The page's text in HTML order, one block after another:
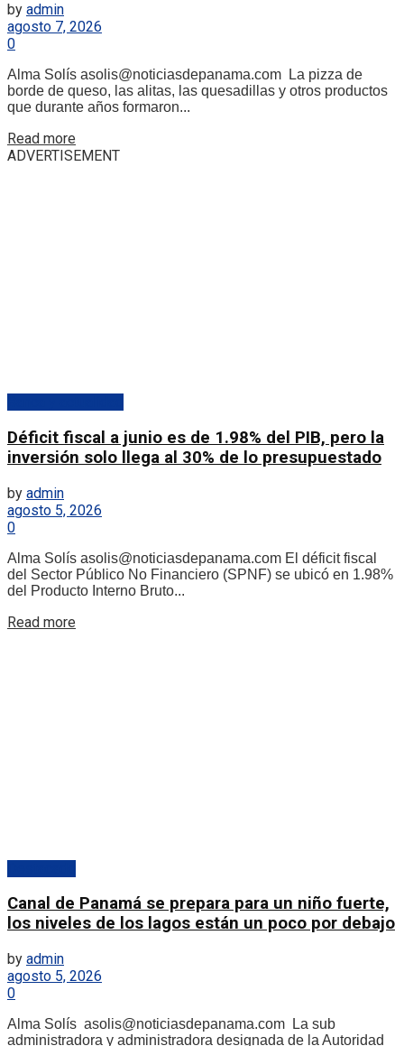
by admin
agosto 7, 2026
0
Alma Solís asolis@noticiasdepanama.com La pizza de
borde de queso, las alitas, las quesadillas y otros productos
que durante años formaron...
Read more
ADVERTISEMENT
Déficit fiscal a junio es de 1.98% del PIB, pero la
inversión solo llega al 30% de lo presupuestado
by admin
agosto 5, 2026
0
Alma Solís asolis@noticiasdepanama.com El déficit fiscal
del Sector Público No Financiero (SPNF) se ubicó en 1.98%
del Producto Interno Bruto...
Read more
Canal de Panamá se prepara para un niño fuerte,
los niveles de los lagos están un poco por debajo
by admin
agosto 5, 2026
0
Alma Solís asolis@noticiasdepanama.com La sub
administradora y administradora designada de la Autoridad